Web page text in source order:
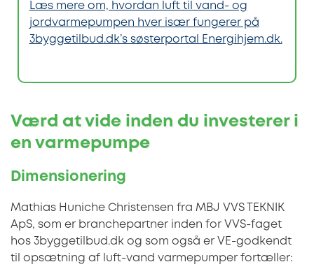
Læs mere om, hvordan luft til vand- og
jordvarmepumpen hver især fungerer på
3byggetilbud.dk’s søsterportal Energihjem.dk.
Værd at vide inden du investerer i
en varmepumpe
Dimensionering
Mathias Huniche Christensen fra MBJ VVS TEKNIK
ApS, som er branchepartner inden for VVS-faget
hos 3byggetilbud.dk og som også er VE-godkendt
til opsætning af luft-vand varmepumper fortæller: